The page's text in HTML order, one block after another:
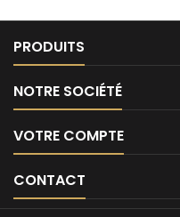
PRODUITS
NOTRE SOCIÉTÉ
VOTRE COMPTE
CONTACT